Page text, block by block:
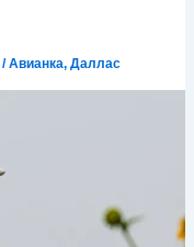
/Авианка,Даллас